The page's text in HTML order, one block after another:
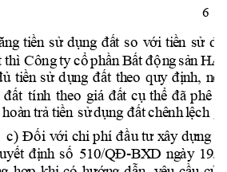
6
ng tiền sử dụng đất so với tiền sử d
thì Côngtycổphần Bất động sản HA
ủ tiền sử dụng đất theo quy định, nếu
đất tính theo giá đất cụ thể đã phê
hoàn trả tiền sửdụng đấtchênhlệch
c) Đối với chi phí đầu tư xây dựng
ết định số 510/QĐ-BXD ngày 19/0